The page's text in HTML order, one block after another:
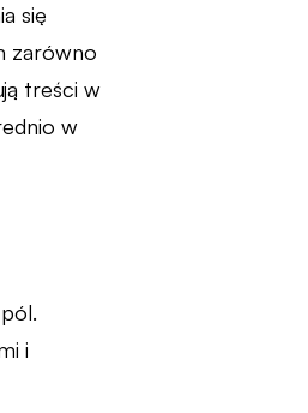
się
zarówno
treści w
w
i